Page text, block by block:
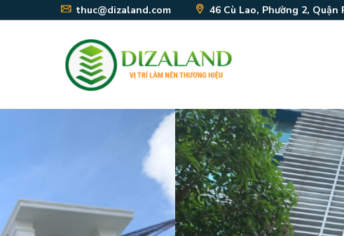
thuc@dizaland.com 46 Cù Lao, Phường 2, Quận